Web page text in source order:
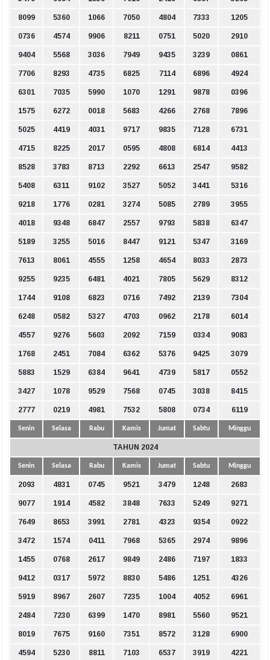
8099 5360 1066 7050 4804 7333 1205
0736 4574 9906 8211 0751 5020 2910
9404 5568 3036 7949 9435 3239 0861
7706 8293 4735 6825 7114 6896 4924
6301 7035 5990 1070 1291 9878 0396
1575 6272 0018 5683 4266 2768 7896
5025 4419 4031 9717 9835 7128 6731
4715 8225 2017 0595 4808 6814 4413
8528 3783 8713 2292 6613 2547 9582
5408 6311 9102 3527 5052 3441 5316
9218 1776 0281 3274 5085 2789 3955
4018 9348 6847 2557 9793 5838 6347
5189 3255 5016 8447 9121 5347 3169
7613 8061 4555 1258 4654 8033 2873
9255 9235 6481 4021 7805 5629 8312
1744 9108 6823 0716 7492 2139 7304
6248 0582 5327 4703 0962 2178 6014
4557 9276 5603 2092 7159 0334 9083
1768 2451 7084 6362 5376 9425 3079
5883 1529 6384 9641 4739 5817 0552
3427 1078 9529 7568 0745 3038 8415
2777 0219 4981 7532 5808 0734 6119
Senin Selasa Rabu Kamis Jumat Sabtu Minggu
TAHUN 2024
Senin Selasa Rabu Kamis Jumat Sabtu Minggu
2093 4831 0745 9521 3479 1248 2683
9077 1914 4582 3848 7633 5249 9271
7649 8653 3991 2781 4323 9354 0922
3472 1574 0411 7968 5365 2974 9896
1455 0768 2617 9849 2486 7197 1833
9412 0317 5972 8830 5486 1251 4326
5919 8967 2607 7235 1004 4052 6961
2484 7230 6399 1470 8981 5560 9521
8019 7675 9160 7351 8572 3128 6900
4594 5230 8811 7103 6537 3919 4221